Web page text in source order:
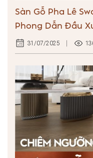
Sàn Gỗ Pha Lê
Phong Dẫn Đầu
31/07/2025